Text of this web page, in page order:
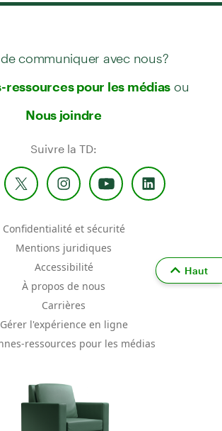
communiquer avec nous?
ressources pour les médias ou
Nous joindre
Suivre la TD:
Confidentialité et sécurité
Mentions juridiques
Accessibilité
À propos de nous
Carrières
Gérer l'expérience en ligne
ressources pour les médias
Haut